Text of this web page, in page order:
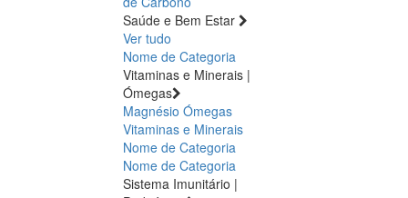
Saúde e Bem Estar
Ver tudo
Nome de Categoria
Vitaminas e Minerais |
Ómegas
Magnésio Ómegas
Vitaminas e Minerais
Nome de Categoria
Nome de Categoria
Sistema Imunitário |